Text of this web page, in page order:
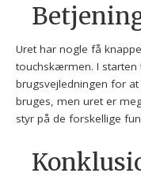
Uret har nogle få
touchskærmen. I starten
brugsvejledningen for
bruges, men uret er
styr på de forskellige